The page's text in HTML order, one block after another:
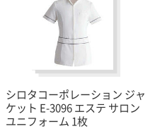
シロタコーポレーション ジャ
ケット E-3096 エステ サロン
ユニフォーム 1枚